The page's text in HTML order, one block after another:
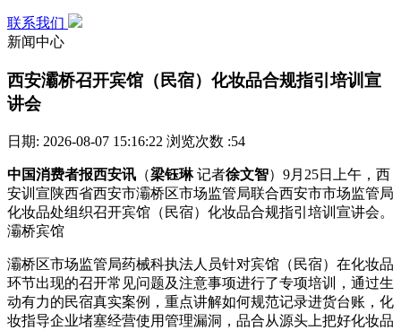
联系我们
新闻中心
西安灞桥召开宾馆（民宿）化妆品合规指引培训宣
讲会
日期: 2026-08-07 15:16:22 浏览次数 :54
中国消费者报西安讯 （梁钰琳记者徐文智）9月25日上午，西
安训宣陕西省西安市灞桥区市场监管局联合西安市市场监管局
化妆品处组织召开宾馆（民宿）化妆品合规指引培训宣讲会。
灞桥宾馆
灞桥区市场监管局药械科执法人员针对宾馆（民宿）在化妆品
环节出现的召开常见问题及注意事项进行了专项培训，通过生
动有力的民宿真实案例，重点讲解如何规范记录进货台账，化
妆指导企业堵塞经营使用管理漏洞，品合从源头上把好化妆品